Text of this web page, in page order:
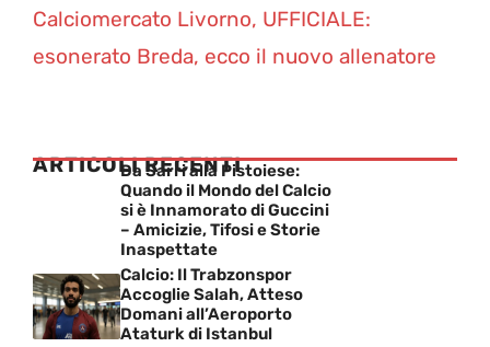
Calciomercato Livorno, UFFICIALE:
esonerato Breda, ecco il nuovo allenatore
ARTICOLI RECENTI
Da Sarri alla Pistoiese:
Quando il Mondo del Calcio
si è Innamorato di Guccini
– Amicizie, Tifosi e Storie
Inaspettate
Calcio: Il Trabzonspor
Accoglie Salah, Atteso
Domani all’Aeroporto
Ataturk di Istanbul